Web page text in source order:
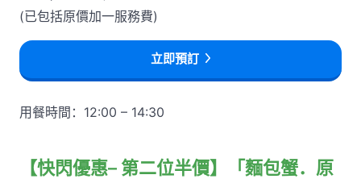
(已包括原價加一服務費)
立即預訂
用餐時間：12:00 – 14:30
【快閃優惠– 第二位半價】「麵包蟹．原